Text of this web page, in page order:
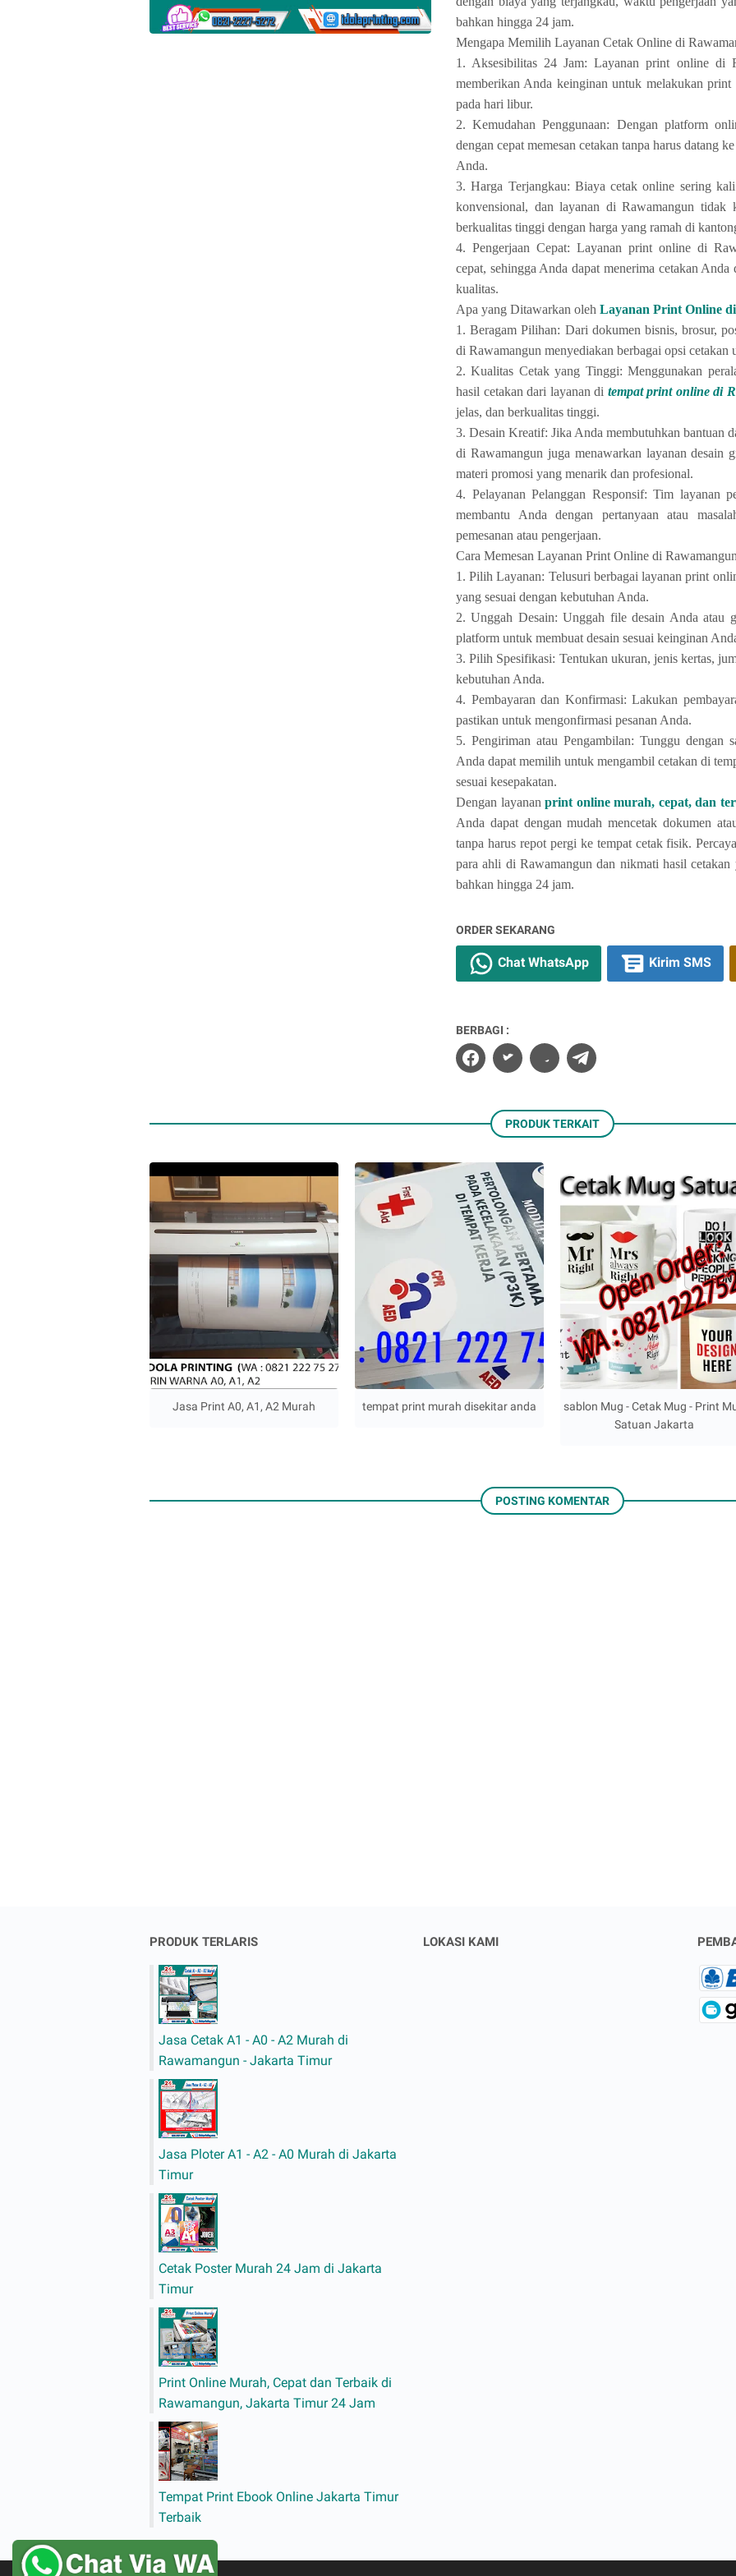
bahkan hingga 24 jam.
Mengapa Memilih Layanan Cetak Online di
1. Aksesibilitas 24 Jam: Layanan print online di
memberikan Anda keinginan untuk melakukan
pada hari libur.
2. Kemudahan Penggunaan: Dengan platform
dengan cepat memesan cetakan tanpa harus datang
Anda.
3. Harga Terjangkau: Biaya cetak online sering
konvensional, dan layanan di Rawamangun tidak
berkualitas tinggi dengan harga yang ramah di
4. Pengerjaan Cepat: Layanan print online di
cepat, sehingga Anda dapat menerima cetakan
kualitas.
Apa yang Ditawarkan oleh Layanan Print Online
1. Beragam Pilihan: Dari dokumen bisnis, brosur,
di Rawamangun menyediakan berbagai opsi
2. Kualitas Cetak yang Tinggi: Menggunakan
hasil cetakan dari layanan di tempat print online di
jelas, dan berkualitas tinggi.
3. Desain Kreatif: Jika Anda membutuhkan bantuan
di Rawamangun juga menawarkan layanan desain
materi promosi yang menarik dan profesional.
4. Pelayanan Pelanggan Responsif: Tim layanan
membantu Anda dengan pertanyaan atau
pemesanan atau pengerjaan.
Cara Memesan Layanan Print Online di
1. Pilih Layanan: Telusuri berbagai layanan print
yang sesuai dengan kebutuhan Anda.
2. Unggah Desain: Unggah file desain Anda atau
platform untuk membuat desain sesuai keinginan
3. Pilih Spesifikasi: Tentukan ukuran, jenis kertas,
kebutuhan Anda.
4. Pembayaran dan Konfirmasi: Lakukan
pastikan untuk mengonfirmasi pesanan Anda.
5. Pengiriman atau Pengambilan: Tunggu dengan
Anda dapat memilih untuk mengambil cetakan di
sesuai kesepakatan.
Dengan layanan print online murah, cepat, dan
Anda dapat dengan mudah mencetak dokumen
tanpa harus repot pergi ke tempat cetak fisik.
para ahli di Rawamangun dan nikmati hasil cetakan
bahkan hingga 24 jam.
ORDER SEKARANG
Chat WhatsApp Kirim SMS
BERBAGI :
PRODUK TERKAIT
Jasa Print A0, A1, A2 Murah tempat print murah disekitar anda
sablon Mug - Cetak Mug - Print
Satuan Jakarta
POSTING KOMENTAR
PRODUK TERLARIS
Jasa Cetak A1 - A0 - A2 Murah di
Rawamangun - Jakarta Timur
Jasa Ploter A1 - A2 - A0 Murah di Jakarta
Timur
Cetak Poster Murah 24 Jam di Jakarta
Timur
Print Online Murah, Cepat dan Terbaik di
Rawamangun, Jakarta Timur 24 Jam
Tempat Print Ebook Online Jakarta Timur
Terbaik
LOKASI KAMI